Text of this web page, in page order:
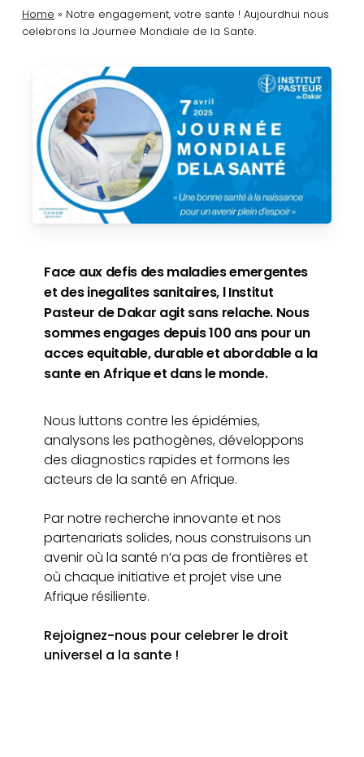
Home » Notre engagement, votre sante ! Aujourdhui nous
celebrons la Journee Mondiale de la Sante.
Face aux defis des maladies emergentes
et des inegalites sanitaires, l Institut
Pasteur de Dakar agit sans relache. Nous
sommes engages depuis 100 ans pour un
acces equitable, durable et abordable a la
sante en Afrique et dans le monde.
Nous luttons contre les épidémies,
analysons les pathogènes, développons
des diagnostics rapides et formons les
acteurs de la santé en Afrique.
Par notre recherche innovante et nos
partenariats solides, nous construisons un
avenir où la santé n’a pas de frontières et
où chaque initiative et projet vise une
Afrique résiliente.
Rejoignez-nous pour celebrer le droit
universel a la sante !